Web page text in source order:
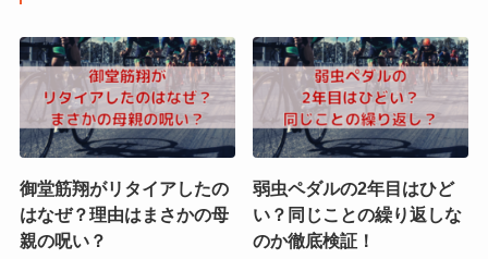
御堂筋翔がリタイアしたの
はなぜ？理由はまさかの母
親の呪い？
弱虫ペダルの2年目はひど
い？同じことの繰り返しな
のか徹底検証！